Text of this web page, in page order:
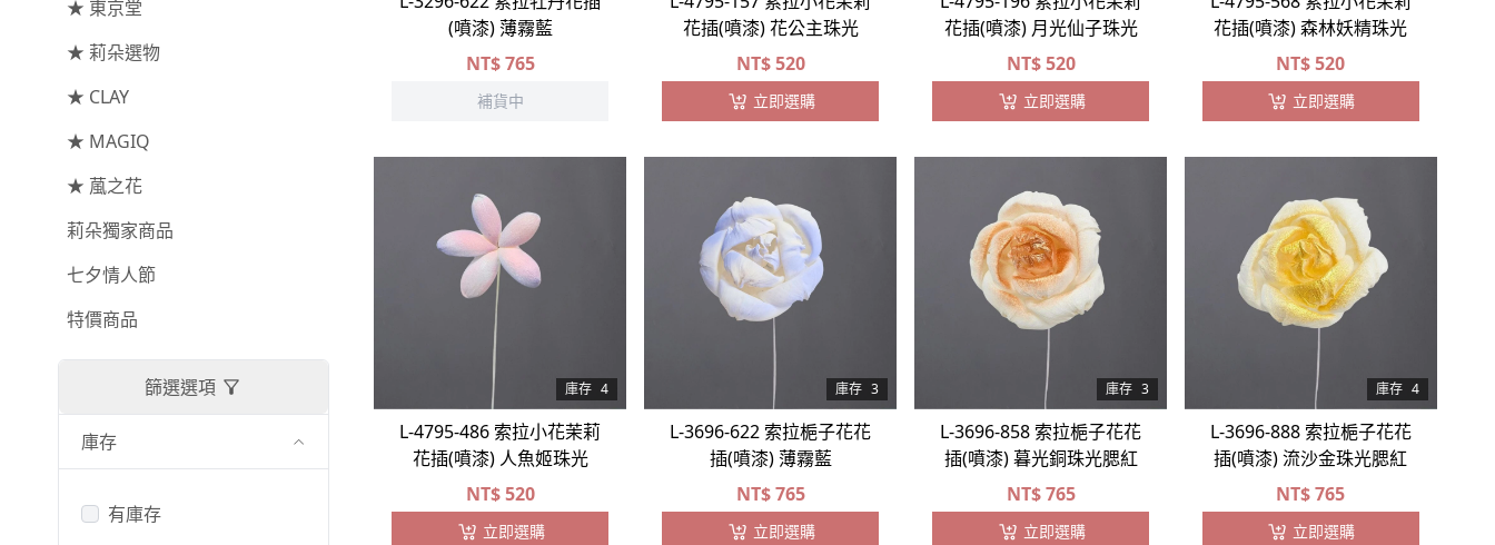
繡球花
金字塔繡球花
安娜貝爾繡球花
- 日本繡球花
- 重瓣繡球花
-
其他繡球花
配花
- 滿天星⧸木滿天星
黑種草⧸東方黑種草
-
葉材⧸藤蔓
枝條
果實
花盤⧸底座
捧花架⧸吊架
藤圈⧸注連繩
提籃
線香
資材
★ 東京堂
★ 莉朵選物
★ CLAY
★ MAGIQ
★ 葻之花
莉朵獨家商品
七夕情人節
特價商品
篩選選項
庫存
有庫存
(噴漆) 薄霧藍
NT$765
補貨中
花插(噴漆) 花公主珠光
NT$520
立即選購
花插(噴漆) 月光仙子珠光
NT$520
立即選購
花插(噴漆) 森林妖精珠光
NT$520
立即選購
庫存 4
L-4795-486 索拉小花茉莉
花插(噴漆) 人魚姬珠光
NT$520
立即選購
庫存 3
L-3696-622 索拉梔子花花
插(噴漆) 薄霧藍
NT$765
立即選購
庫存 3
L-3696-858 索拉梔子花花
插(噴漆) 暮光銅珠光腮紅
NT$765
立即選購
庫存 4
L-3696-888 索拉梔子花花
插(噴漆) 流沙金珠光腮紅
NT$765
立即選購